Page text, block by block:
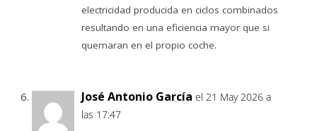
electricidad producida en ciclos combinados
resultando en una eficiencia mayor que si
quemaran en el propio coche.
José Antonio García el 21 May 2026 a
las 17:47